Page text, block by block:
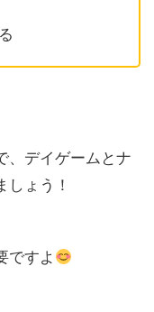
、デイゲームとナ
ょう！
ですよ